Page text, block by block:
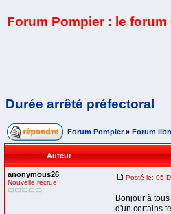
Forum Pompier : le
Durée arrêté préfectoral
Forum Pompier » Forum
Auteur
anonymous26
Nouvelle recrue
Posté le: 05
Bonjour à
d'un certains